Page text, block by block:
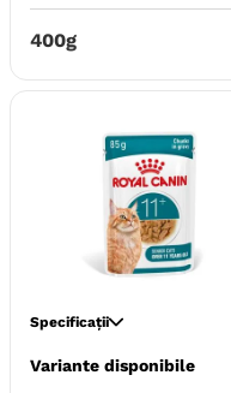
Ambalaj
400g
Specificații
Specie
Variante disponibile